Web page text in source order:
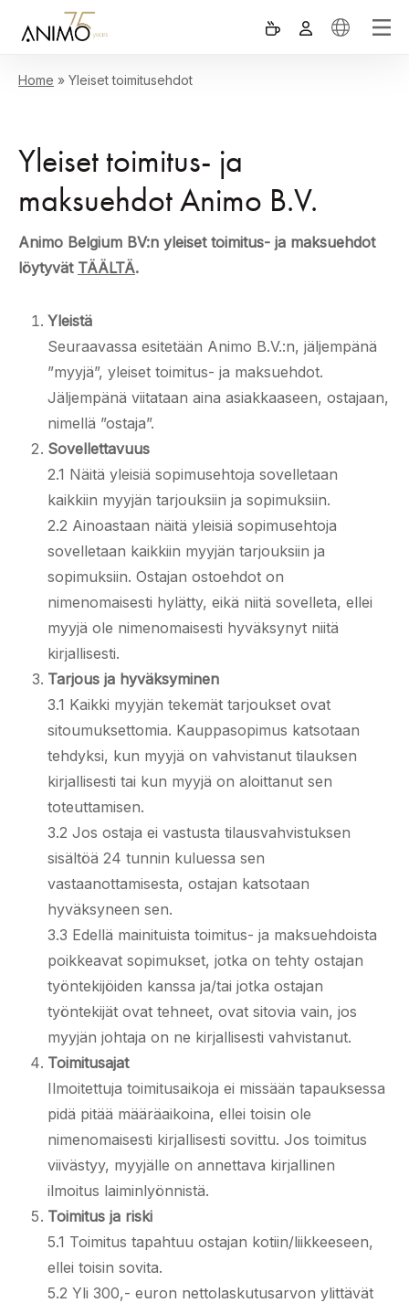
Home » Yleiset toimitusehdot
Yleiset toimitus- ja
maksuehdot Animo B.V.
Animo Belgium BV:n yleiset toimitus- ja maksuehdot
löytyvät TÄÄLTÄ.
Yleistä
Seuraavassa esitetään Animo B.V.:n, jäljempänä
”myyjä”, yleiset toimitus- ja maksuehdot.
Jäljempänä viitataan aina asiakkaaseen, ostajaan,
nimellä ”ostaja”.
Sovellettavuus
2.1 Näitä yleisiä sopimusehtoja sovelletaan
kaikkiin myyjän tarjouksiin ja sopimuksiin.
2.2 Ainoastaan näitä yleisiä sopimusehtoja
sovelletaan kaikkiin myyjän tarjouksiin ja
sopimuksiin. Ostajan ostoehdot on
nimenomaisesti hylätty, eikä niitä sovelleta, ellei
myyjä ole nimenomaisesti hyväksynyt niitä
kirjallisesti.
Tarjous ja hyväksyminen
3.1 Kaikki myyjän tekemät tarjoukset ovat
sitoumuksettomia. Kauppasopimus katsotaan
tehdyksi, kun myyjä on vahvistanut tilauksen
kirjallisesti tai kun myyjä on aloittanut sen
toteuttamisen.
3.2 Jos ostaja ei vastusta tilausvahvistuksen
sisältöä 24 tunnin kuluessa sen
vastaanottamisesta, ostajan katsotaan
hyväksyneen sen.
3.3 Edellä mainituista toimitus- ja maksuehdoista
poikkeavat sopimukset, jotka on tehty ostajan
työntekijöiden kanssa ja/tai jotka ostajan
työntekijät ovat tehneet, ovat sitovia vain, jos
myyjän johtaja on ne kirjallisesti vahvistanut.
Toimitusajat
Ilmoitettuja toimitusaikoja ei missään tapauksessa
pidä pitää määräaikoina, ellei toisin ole
nimenomaisesti kirjallisesti sovittu. Jos toimitus
viivästyy, myyjälle on annettava kirjallinen
ilmoitus laiminlyönnistä.
Toimitus ja riski
5.1 Toimitus tapahtuu ostajan kotiin/liikkeeseen,
ellei toisin sovita.
5.2 Yli 300,- euron nettolaskutusarvon ylittävät